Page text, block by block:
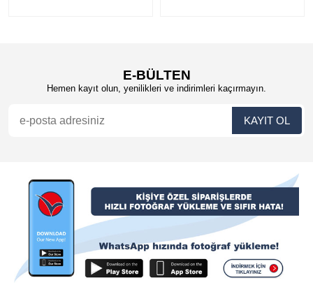
E-BÜLTEN
Hemen kayıt olun, yenilikleri ve indirimleri kaçırmayın.